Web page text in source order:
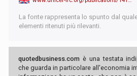
La fonte rappresenta lo spunto dal
elementi ritenuti più rilevanti.
quotedbusiness.com è una testata
che guarda in particolare all'economia